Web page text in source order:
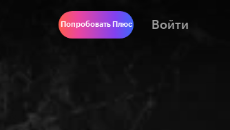
Попробовать Плюс Войти